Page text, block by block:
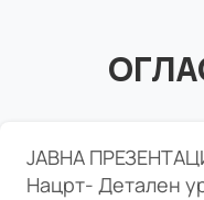
ЈАВНА
Нацрт- Детален